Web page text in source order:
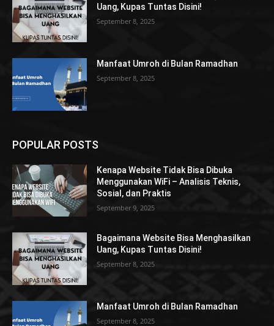
Uang, Kupas Tuntas Disini!
September 8, 2025
Manfaat Umroh di Bulan Ramadhan
September 8, 2025
POPULAR POSTS
Kenapa Website Tidak Bisa Dibuka
Menggunakan WiFi – Analisis Teknis,
Sosial, dan Praktis
September 9, 2025
Bagaimana Website Bisa Menghasilkan
Uang, Kupas Tuntas Disini!
September 8, 2025
Manfaat Umroh di Bulan Ramadhan
September 8, 2025